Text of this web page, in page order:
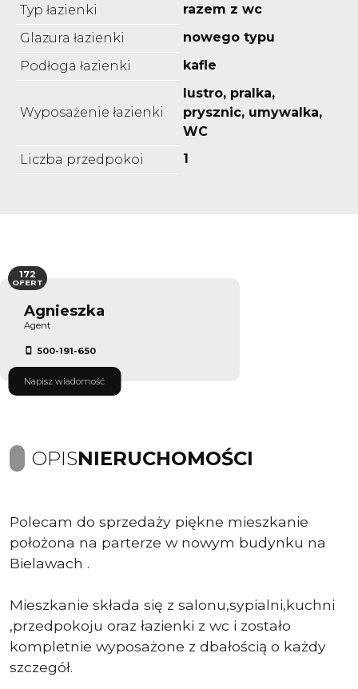
Typ łazienki
razem z wc
Glazura łazienki
nowego typu
Podłoga łazienki
kafle
Wyposażenie łazienki
lustro, pralka,
prysznic, umywalka,
WC
Liczba przedpokoi
1
Agnieszka
Agent
500-191-650
Napisz wiadomość
172
OFERT
OPISNIERUCHOMOŚCI
Polecam do sprzedaży piękne mieszkanie
położona na parterze w nowym budynku na
Bielawach .
Mieszkanie składa się z salonu,sypialni,kuchni
,przedpokoju oraz łazienki z wc i zostało
kompletnie wyposażone z dbałością o każdy
szczegół.